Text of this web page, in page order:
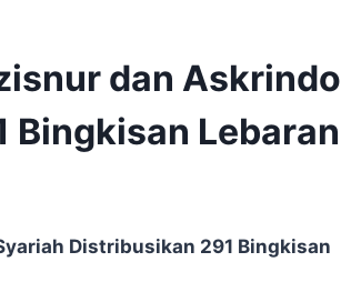
dan Askrindo
Bingkisan Lebaran
Distribusikan 291 Bingkisan